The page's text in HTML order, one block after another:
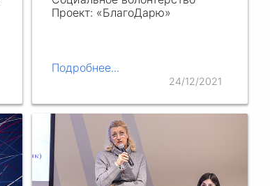
Проект: «БлагоДарю»
Подробнее...
24/12/2021